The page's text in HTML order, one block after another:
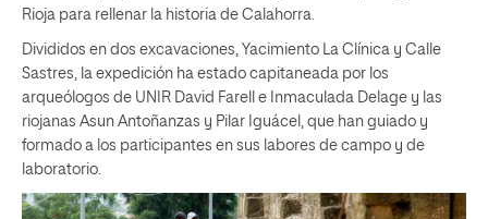
Rioja para rellenar la historia de Calahorra.
Divididos en dos excavaciones, Yacimiento La Clínica y Calle
Sastres, la expedición ha estado capitaneada por los
arqueólogos de UNIR David Farell e Inmaculada Delage y las
riojanas Asun Antoñanzas y Pilar Iguácel, que han guiado y
formado a los participantes en sus labores de campo y de
laboratorio.